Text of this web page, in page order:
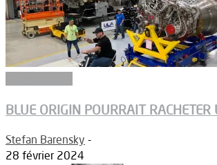
BLUE ORIGIN POURRAIT RACHETER
Stefan Barensky -
28 février 2024